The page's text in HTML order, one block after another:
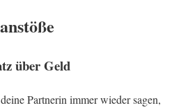
über Geld
Partnerin immer wieder sagen,